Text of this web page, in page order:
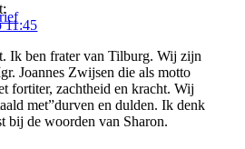
11:45
Ik ben frater van Tilburg. Wij zijn
Joannes Zwijsen die als motto
fortiter, zachtheid en kracht. Wij
met”durven en dulden. Ik denk
bij de woorden van Sharon.